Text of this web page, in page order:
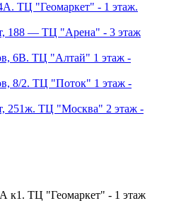
ТЦ "Геомаркет" - 1 этаж.
188 — ТЦ "Арена" - 3 этаж
6В. ТЦ "Алтай" 1 этаж -
8/2. ТЦ "Поток" 1 этаж -
251ж. ТЦ "Москва" 2 этаж -
к1. ТЦ "Геомаркет" - 1 этаж